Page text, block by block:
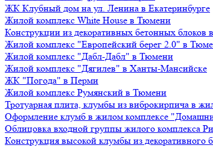
ЖК Клубный дом на ул. Ленина в Екатеринбурге
Жилой комплекс White House в Тюмени
Конструкции из декоративных бетонных блоков
Жилой комплекс "Европейский берег 2.0" в
Жилой комплекс "Дабл-Дабл" в Тюмени
Жилой комплекс "Дягилев" в Ханты-Мансийске
ЖК "Погода" в Перми
Жилой комплекс Румянский в Тюмени
Тротуарная плита, клумбы из виброкирпича в
Оформление клумб в жилом комплексе
Облицовка входной группы жилого комплекса
Конструкция высокой клумбы из